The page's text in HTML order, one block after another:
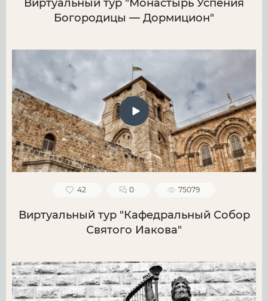
Виртуальный тур "Монастырь Успения
Богородицы — Дормицион"
42 0 75079
Виртуальный тур "Кафедральный Собор
Святого Иакова"